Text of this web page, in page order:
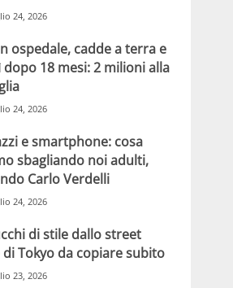
24, 2026
ospedale, cadde a terra e
18 mesi: 2 milioni alla
24, 2026
e smartphone: cosa
sbagliando noi adulti,
Carlo Verdelli
24, 2026
di stile dallo street
di Tokyo da copiare subito
23, 2026